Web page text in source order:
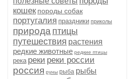
кошек породы собак
португалия праздники приколы
природа птицы
путешествия растения
редкие животные редкие птицы
река реки реки россии
россия руны рыба рыбы